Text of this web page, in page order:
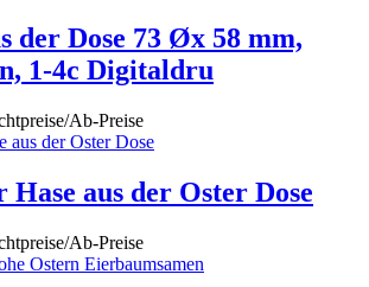
der Dose 73 Øx 58 mm,
1-4c Digitaldru
Ab-Preise
Hase aus der Oster Dose
Ab-Preise